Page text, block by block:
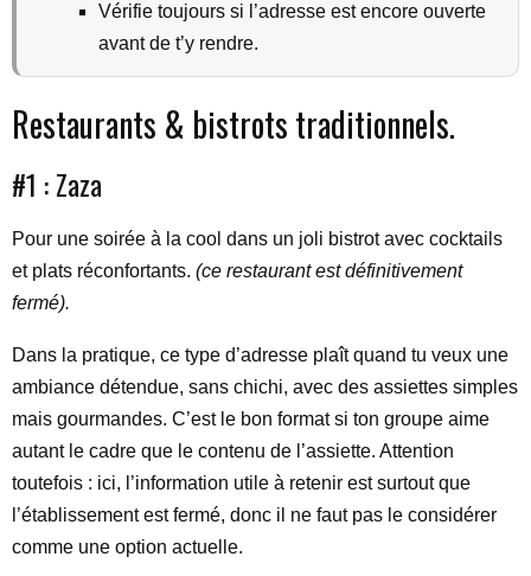
Vérifie toujours si l’adresse est encore ouverte
avant de t’y rendre.
Restaurants & bistrots traditionnels.
#1 : Zaza
Pour une soirée à la cool dans un joli bistrot avec cocktails
et plats réconfortants. (ce restaurant est définitivement
fermé).
Dans la pratique, ce type d’adresse plaît quand tu veux une
ambiance détendue, sans chichi, avec des assiettes simples
mais gourmandes. C’est le bon format si ton groupe aime
autant le cadre que le contenu de l’assiette. Attention
toutefois : ici, l’information utile à retenir est surtout que
l’établissement est fermé, donc il ne faut pas le considérer
comme une option actuelle.